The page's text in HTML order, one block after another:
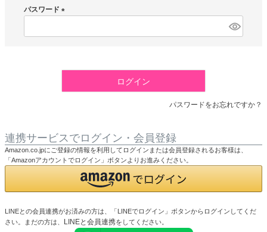
パスワード
必
ログイン
パスワードをお忘れですか？
連携サービスでログイン・会員登録
Amazon.co.jpにご登録の情報を利用してログインまたは会員登録されるお客様は、
「Amazonアカウントでログイン」ボタンよりお進みください。
LINEとの会員連携がお済みの方は、「LINEでログイン」ボタンからログインしてくだ
さい。まだの方は、 LINEと会員連携をしてください。